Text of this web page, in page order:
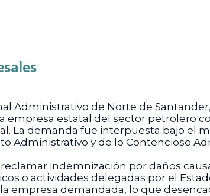
Administrativo de Norte de
estatal del sector petrolero
La demanda fue interpuesta bajo el
Administrativo y de lo Contencioso
indemnización por daños
o actividades delegadas por el
empresa demandada, lo que